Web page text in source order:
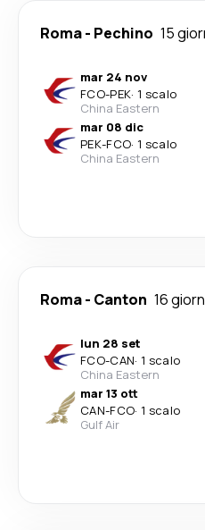
Roma- Pechino 15
mar 24 nov
FCO-PEK· 1 scalo
China Eastern
mar 08 dic
PEK-FCO· 1 scalo
China Eastern
Roma- Canton 16
lun 28 set
FCO-CAN· 1 scalo
China Eastern
mar 13 ott
CAN-FCO· 1 scalo
Gulf Air